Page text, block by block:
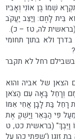
שְׁמוֹ בֶּן אוֹנִי וְאָבִיו
בֵּית לָחֶם: וַיַּצֵּב יַעֲקֹב
לה, טז – כ).
ולא בתוך תחומי
רחל לא תקבר
הצאן של אביה והוא
וְרָחֵל בָּאָה עִם הַצֹּאן
רָחֵל בַּת לָבָן אֲחִי אִמּוֹ
פִּי הַבְּאֵר וַיַּשְׁקְ אֶת
וַיֵּבְךְּ" (בראשית כט, ט
זוגו ('שפתי כהן על